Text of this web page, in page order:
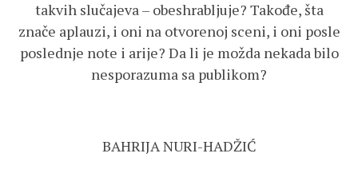
takvih slučajeva – obeshrabljuje? Takođe, šta
znače aplauzi, i oni na otvorenoj sceni, i oni posle
poslednje note i arije? Da li je možda nekada bilo
nesporazuma sa publikom?
BAHRIJA NURI-HADŽIĆ